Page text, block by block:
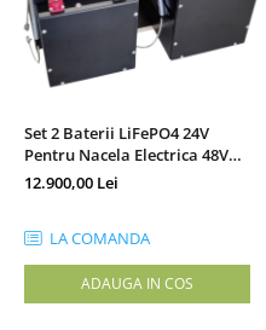
Smart BMS
Accesorii acumulatori
Nichel
Tub PVC
Carcase Baterii
Conectori
Accesorii sisteme fotovoltaice
Alte materiale
Set 2 Baterii LiFePO4 24V
Pentru Nacela Electrica 48V
(2x24V)
12.900,00 Lei
LA COMANDA
ADAUGA IN COS